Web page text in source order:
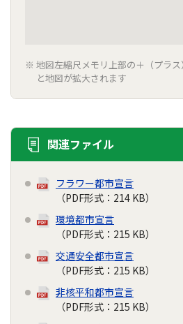
地図左縮尺メモリ上部の＋（プラ
と地図が拡大されます
関連ファイル
フラワー都市宣言
（PDF形式：214 KB）
環境都市宣言
（PDF形式：215 KB）
交通安全都市宣言
（PDF形式：215 KB）
非核平和都市宣言
（PDF形式：215 KB）